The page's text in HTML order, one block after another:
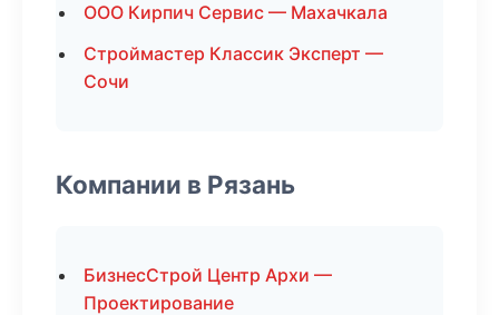
ООО Кирпич Сервис — Махачкала
Строймастер Классик Эксперт —
Сочи
Компании в Рязань
БизнесСтрой Центр Архи —
Проектирование